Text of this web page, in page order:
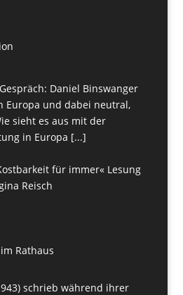
Gespräch: Daniel Binswanger
Europa und dabei neutral,
sieht es aus mit der
in Europa [...]
für immer« Lesung
Reisch
Rathaus
schrieb während ihrer